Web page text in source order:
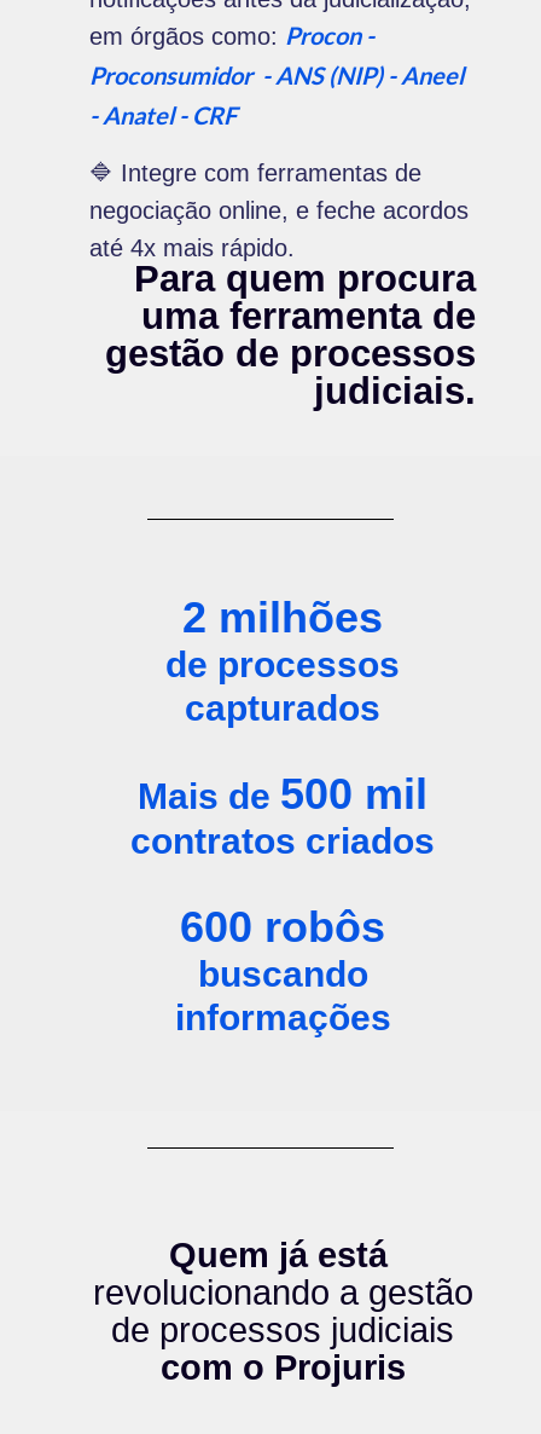
em órgãos como: Procon -
Proconsumidor - ANS (NIP) -Aneel
- Anatel - CRF
🔷 Integre com ferramentas de
negociação online, e feche acordos
até 4x mais rápido.
Paraquem procura
uma ferramenta de
gestão de processos
judiciais.
2 milhões
de processos
capturados
Mais de 500 mil
contratos criados
600 robôs
buscando
informações
Quem já está
revolucionando a gestão
de processos judiciais
com o Projuris